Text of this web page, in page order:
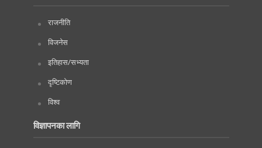
राजनीति
विजनेस
इतिहास/सभ्यता
दृष्टिकोण
विश्व
विज्ञापनका लागि